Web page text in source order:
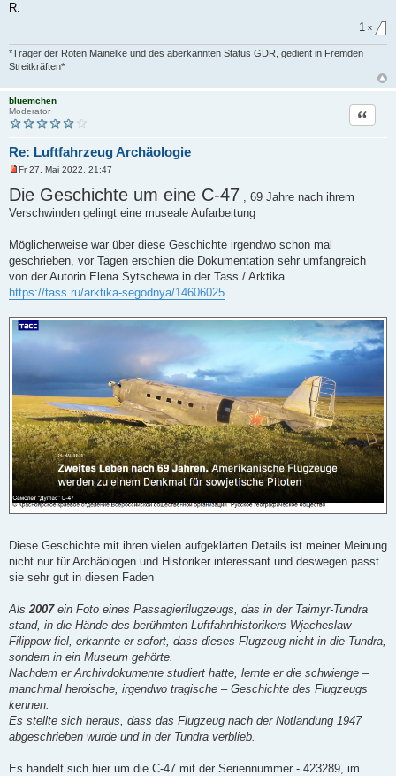
g
R.
1 x
*Träger der Roten Mainelke und des aberkannten Status GDR, gedient in Fremden
Streitkräften*
bluemchen
Moderator
Re: Luftfahrzeug Archäologie
Zitat
n
g
e
l
s
e
n
e
r
B
i
t
Fr 27. Mai 2022, 21:47
Die Geschichte um eine C-47 , 69 Jahre nach ihrem
Verschwinden gelingt eine museale Aufarbeitung
Möglicherweise war über diese Geschichte irgendwo schon mal
geschrieben, vor Tagen erschien die Dokumentation sehr umfangreich
von der Autorin Elena Sytschewa in der Tass / Arktika
https://tass.ru/arktika-segodnya/14606025
Diese Geschichte mit ihren vielen aufgeklärten Details ist meiner Meinung
nicht nur für Archäologen und Historiker interessant und deswegen passt
sie sehr gut in diesen Faden
Als 2007ein Foto eines Passagierflugzeugs, das in der Taimyr-Tundra
stand, in die Hände des berühmten Luftfahrthistorikers Wjacheslaw
Filippow fiel, erkannte er sofort, dass dieses Flugzeug nicht in die Tundra,
sondern in ein Museum gehörte.
Nachdem er Archivdokumente studiert hatte, lernte er die schwierige –
manchmal heroische, irgendwo tragische – Geschichte des Flugzeugs
kennen.
Es stellte sich heraus, dass das Flugzeug nach der Notlandung 1947
abgeschrieben wurde und in der Tundra verblieb.
Es handelt sich hier um die C-47 mit der Seriennummer - 423289, im